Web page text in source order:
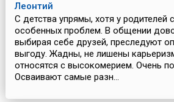
Леонтий
С детства упрямы, хотя у родителей
особенных проблем. В общении
выбирая себе друзей, преследуют
выгоду. Жадны, не лишены
относятся с высокомерием. Очень
Осваивают самые разн...